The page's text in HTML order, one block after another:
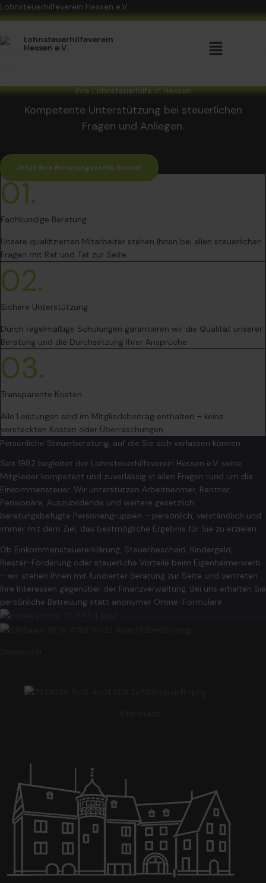
Zum
Inhalt
Lohnsteuerhilfeverein Hessen e.V.
Lohnsteuerhilfeverein
Hessen e.V. Menü
Ihre Lohnsteuerhilfe in Hessen
Kompetente Unterstützung bei steuerlichen
Fragen und Anliegen.
Jetzt Ihre Beratungsstelle finden!
01.
Fachkundige Beratung
Unsere qualifizierten Mitarbeiter stehen Ihnen bei allen steuerlichen
Fragen mit Rat und Tat zur Seite.
02.
Sichere Unterstützung
Durch regelmäßige Schulungen garantieren wir die Qualität unserer
Beratung und die Durchsetzung Ihrer Ansprüche.
03.
Transparente Kosten
Alle Leistungen sind im Mitgliedsbeitrag enthalten – keine
versteckten Kosten oder Überraschungen.
Persönliche Steuerberatung, auf die Sie sich verlassen können
Seit 1982 begleitet der Lohnsteuerhilfeverein Hessen e.V. seine
Mitglieder kompetent und zuverlässig in allen Fragen rund um die
Einkommensteuer. Wir unterstützen Arbeitnehmer, Rentner,
Pensionäre, Auszubildende und weitere gesetzlich
beratungsbefugte Personengruppen – persönlich, verständlich und
immer mit dem Ziel, das bestmögliche Ergebnis für Sie zu erzielen.
Ob Einkommensteuererklärung, Steuerbescheid, Kindergeld,
Riester-Förderung oder steuerliche Vorteile beim Eigenheimerwerb
– wir stehen Ihnen mit fundierter Beratung zur Seite und vertreten
Ihre Interessen gegenüber der Finanzverwaltung. Bei uns erhalten Sie
persönliche Betreuung statt anonymer Online-Formulare.